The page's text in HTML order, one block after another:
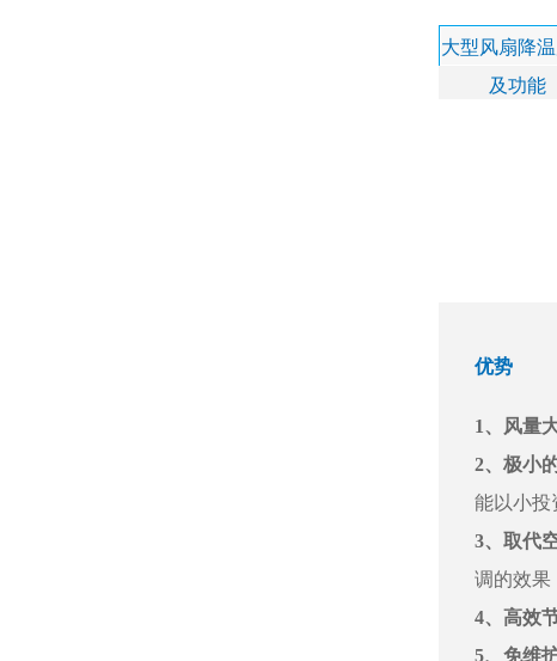
大型风扇降
及功能
优势
1、风量
2、极小
能以小投
3、取代
调的效果
4、高效
5、免维